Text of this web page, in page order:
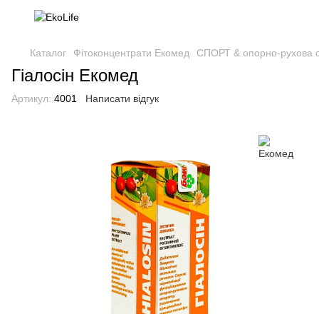
Каталог Фітоконцентрати Екомед СПОРТ & опорно-рухова
Гіалосін Екомед
Артикул: 4001 Написати відгук